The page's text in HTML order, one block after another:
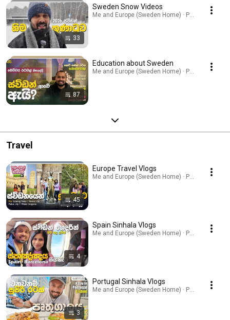
33
Sweden Snow Videos
Me and Europe (Sweden Home) · Playlist
87
Education about Sweden
Me and Europe (Sweden Home) · Playlist
Travel
45
Europe Travel Vlogs
Me and Europe (Sweden Home) · Playlist
4
Spain Sinhala Vlogs
Me and Europe (Sweden Home) · Playlist
3
Portugal Sinhala Vlogs
Me and Europe (Sweden Home) · Playlist